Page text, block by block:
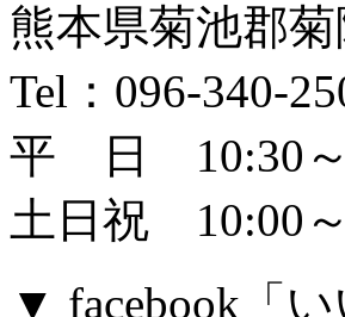
熊本県菊池郡
Tel：096-340-
平 日 10:30～
土日祝 10:00
▼ facebook「